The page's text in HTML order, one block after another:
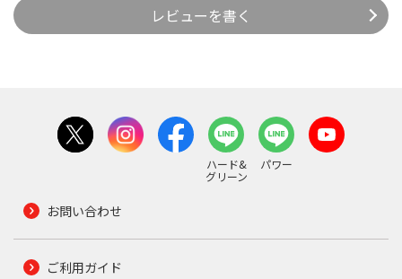
レビューを書く
ハード&
グリーン
パワー
お問い合わせ
ご利用ガイド